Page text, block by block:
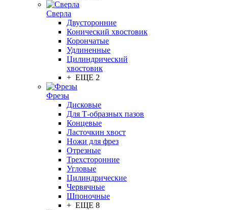
Сверла
Двусторонние
Конический хвостовик
Корончатые
Удлиненные
Цилиндрический
хвостовик
+ ЕЩЕ 2
Фрезы
Дисковые
Для Т-образных пазов
Концевые
Ласточкин хвост
Ножи для фрез
Отрезные
Трехсторонние
Угловые
Цилиндрические
Червячные
Шпоночные
+ ЕЩЕ 8